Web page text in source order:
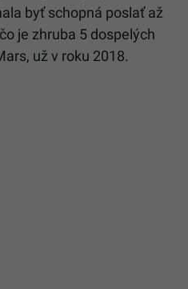
byť schopná poslať až
je zhruba 5 dospelých
už v roku 2018.